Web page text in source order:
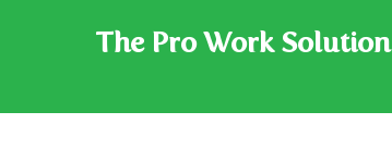
The Pro Work Solution